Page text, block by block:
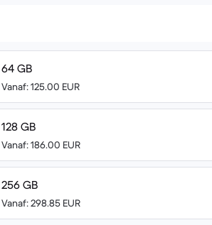
64 GB
Vanaf: 125.00 EUR
128 GB
Vanaf: 186.00 EUR
256 GB
Vanaf: 298.85 EUR